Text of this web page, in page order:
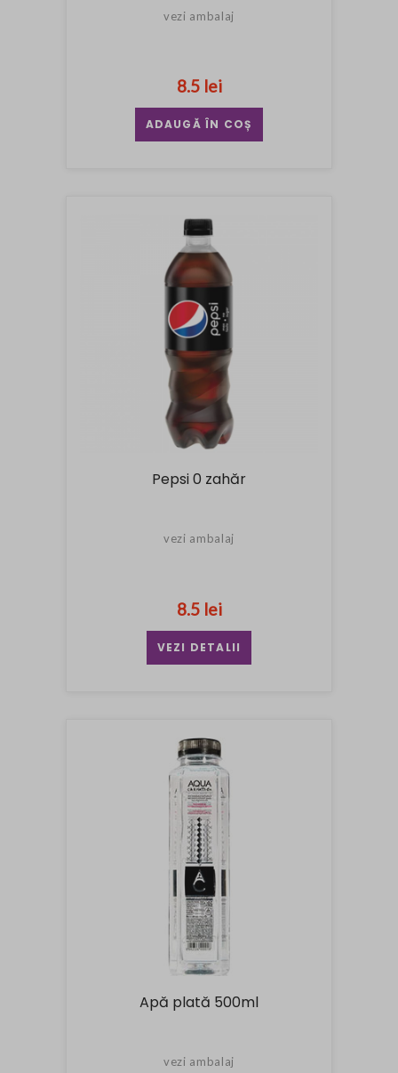
vezi ambalaj
8.5 lei
ADAUGĂ ÎN COȘ
Pepsi 0 zahăr
vezi ambalaj
8.5 lei
VEZI DETALII
Apă plată 500ml
vezi ambalaj